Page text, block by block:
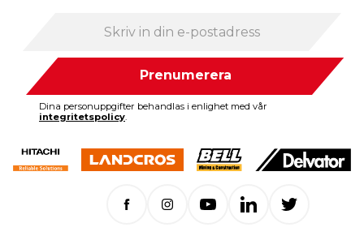
Prenumerera
Dina personuppgifter behandlas i enlighet med vår
integritetspolicy.